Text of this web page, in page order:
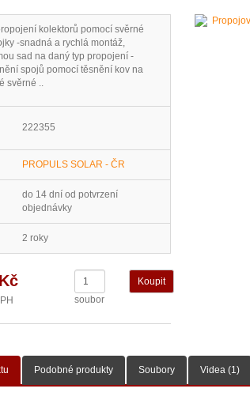
kolektorů pomocí svěrné
-snadná a rychlá montáž,
sad na daný typ propojení -
spojů pomocí těsnění kov na
svěrné ..
222355
PROPULS SOLAR - ČR
do 14 dní od potvrzení
objednávky
2 roky
soubor
Podobné produkty Soubory Videa (1)